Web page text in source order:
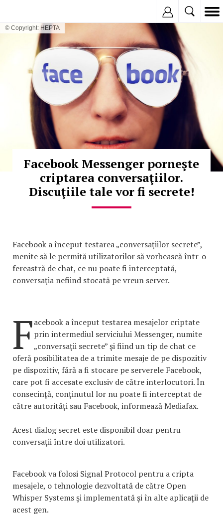
© Copyright: HEPTA
Facebook Messenger porneşte
criptarea conversaţiilor.
Discuţiile tale vor fi secrete!
Facebook a început testarea „conversaţiilor secrete”,
menite să le permită utilizatorilor să vorbească într-o
fereastră de chat, ce nu poate fi interceptată,
conversaţia nefiind stocată pe vreun server.
Facebook a început testarea mesajelor criptate
prin intermediul serviciului Messenger, numite
„conversaţii secrete” şi fiind un tip de chat ce
oferă posibilitatea de a trimite mesaje de pe dispozitiv
pe dispozitiv, fără a fi stocare pe serverele Facebook,
care pot fi accesate exclusiv de către interlocutori. În
consecinţă, conţinutul lor nu poate fi interceptat de
către autorităţi sau Facebook, informează Mediafax.
Acest dialog secret este disponibil doar pentru
conversaţii între doi utilizatori.
Facebook va folosi Signal Protocol pentru a cripta
mesajele, o tehnologie dezvoltată de către Open
Whisper Systems şi implementată şi în alte aplicaţii de
acest gen.